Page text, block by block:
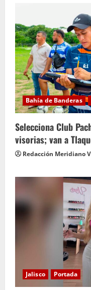
Bahía de Banderas
Selecciona Club
visorias; van a
Redacción Meridiano
Jalisco Portada